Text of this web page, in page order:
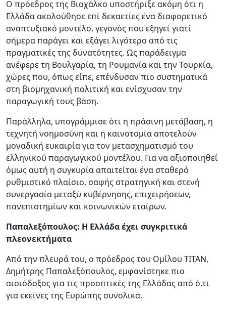
Ο πρόεδρος της Βιοχάλκο υποστήριξε ακόμη ότι η
Ελλάδα ακολούθησε επί δεκαετίες ένα διαφορετικό
αναπτυξιακό μοντέλο, γεγονός που εξηγεί γιατί
σήμερα παράγει και εξάγει λιγότερο από τις
πραγματικές της δυνατότητες. Ως παράδειγμα
ανέφερε τη Βουλγαρία, τη Ρουμανία και την Τουρκία,
χώρες που, όπως είπε, επένδυσαν πιο συστηματικά
στη βιομηχανική πολιτική και ενίσχυσαν την
παραγωγική τους βάση.
Παράλληλα, υπογράμμισε ότι η πράσινη μετάβαση, η
τεχνητή νοημοσύνη και η καινοτομία αποτελούν
μοναδική ευκαιρία για τον μετασχηματισμό του
ελληνικού παραγωγικού μοντέλου. Για να αξιοποιηθεί
όμως αυτή η συγκυρία απαιτείται ένα σταθερό
ρυθμιστικό πλαίσιο, σαφής στρατηγική και στενή
συνεργασία μεταξύ κυβέρνησης, επιχειρήσεων,
πανεπιστημίων και κοινωνικών εταίρων.
Παπαλεξόπουλος: Η Ελλάδα έχει συγκριτικά
πλεονεκτήματα
Από την πλευρά του, ο πρόεδρος του Ομίλου ΤΙΤΑΝ,
Δημήτρης Παπαλεξόπουλος, εμφανίστηκε πιο
αισιόδοξος για τις προοπτικές της Ελλάδας από ό,τι
για εκείνες της Ευρώπης συνολικά.